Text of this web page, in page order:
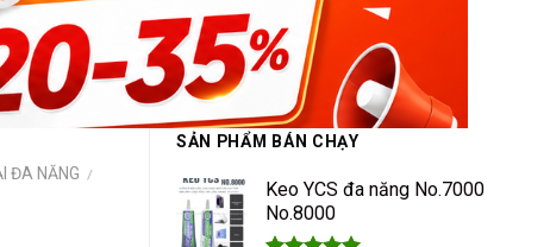
SẢN PHẨM BÁN CHẠY
Keo YCS đa năng No.7000
No.8000
ĐA NĂNG /